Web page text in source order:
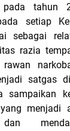
tahun
setiap
sebagai
razia
satgas
sampaikan
menjadi